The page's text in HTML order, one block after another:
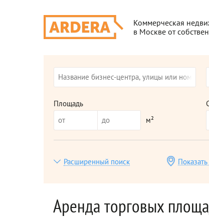
Коммерческая
в Москве от
Площадь
м²
Расширенный поиск
Аренда торговых